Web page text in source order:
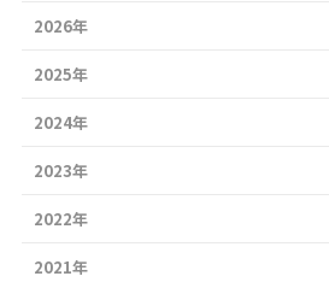
2026年
2025年
2024年
2023年
2022年
2021年